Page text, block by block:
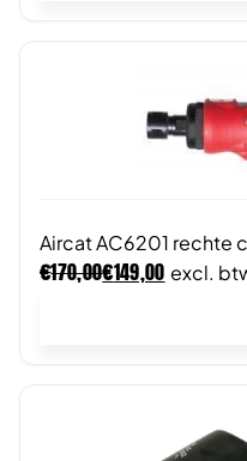
Aircat AC6201 rechte
€170,00€149,00 excl.